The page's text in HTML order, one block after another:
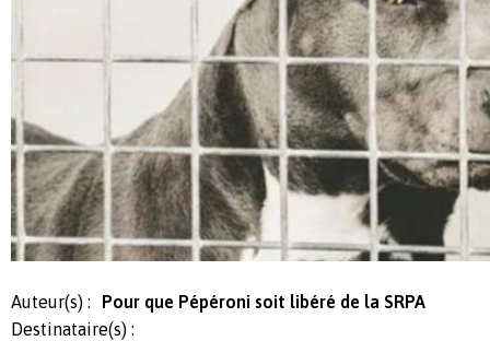
Auteur(s) :
Pour que Pépéroni soit libéré de la SRPA
Destinataire(s) :